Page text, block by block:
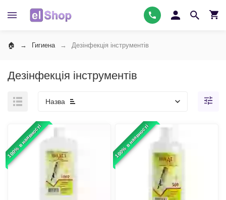
Гигиена Дезінфекція інструментів
Дезінфекція інструментів
Назва
100% в наявності 100% в наявності